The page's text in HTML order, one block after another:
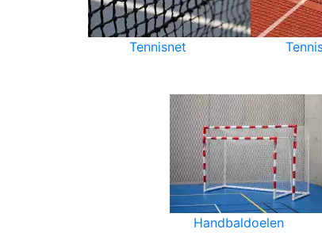
Tennisnet
Handbaldoelen